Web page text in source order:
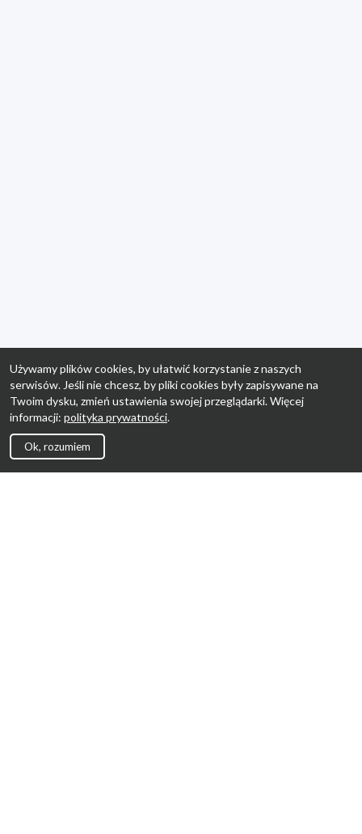
Używamy plików cookies, by ułatwić korzystanie z naszych
serwisów. Jeśli nie chcesz, by pliki cookies były zapisywane na
Twoim dysku, zmień ustawienia swojej przeglądarki. Więcej
informacji: polityka prywatności.
Ok, rozumiem